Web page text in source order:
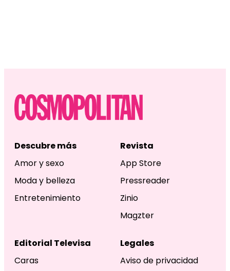
Descubre más
Amor y sexo
Moda y belleza
Entretenimiento
Revista
App Store
Pressreader
Zinio
Magzter
Editorial Televisa
Caras
Legales
Aviso de privacidad